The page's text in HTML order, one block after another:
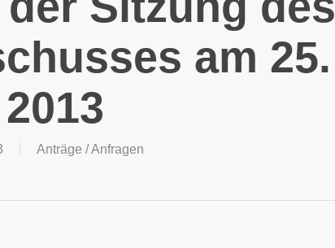
am 25.
Anträge / Anfragen